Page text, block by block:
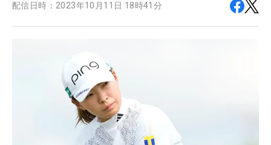
配信日時： 2023年10月11日 18時41分